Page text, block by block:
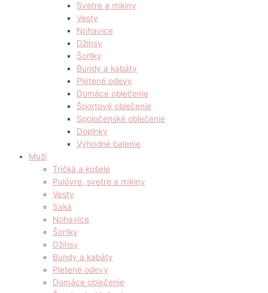
Svetre a mikiny
Vesty
Nohavice
Džínsy
Šortky
Bundy a kabáty
Pletené odevy
Domáce oblečenie
Športové oblečenie
Spoločenské oblečenie
Doplnky
Výhodné balenie
Muži
Tričká a košele
Pulóvre, svetre a mikiny
Vesty
Saká
Nohavice
Šortky
Džínsy
Bundy a kabáty
Pletené odevy
Domáce oblečenie